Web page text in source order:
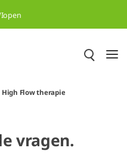
High Flow therapie
vragen.